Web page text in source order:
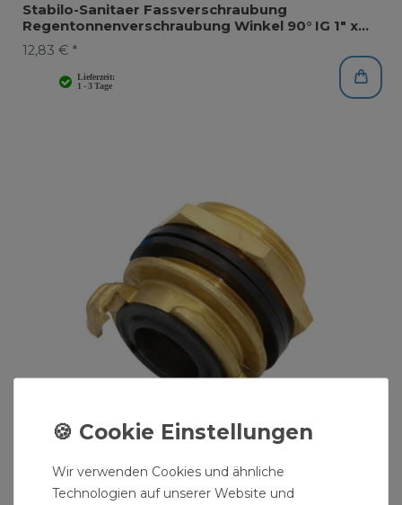
Stabilo-Sanitaer Fassverschraubung
Regentonnenverschraubung Winkel 90° IG 1" x
AG 1"
12,83 € *
Wir verwenden Cookies und ähnliche
Technologien auf unserer Website und